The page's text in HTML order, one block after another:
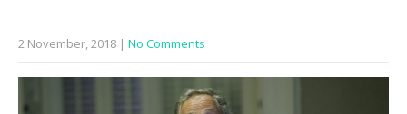
2 November, 2018 | No Comments